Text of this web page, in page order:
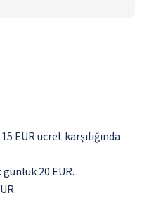
EUR ücret karşılığında
20 EUR.